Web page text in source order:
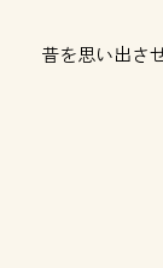
昔を思い出さ